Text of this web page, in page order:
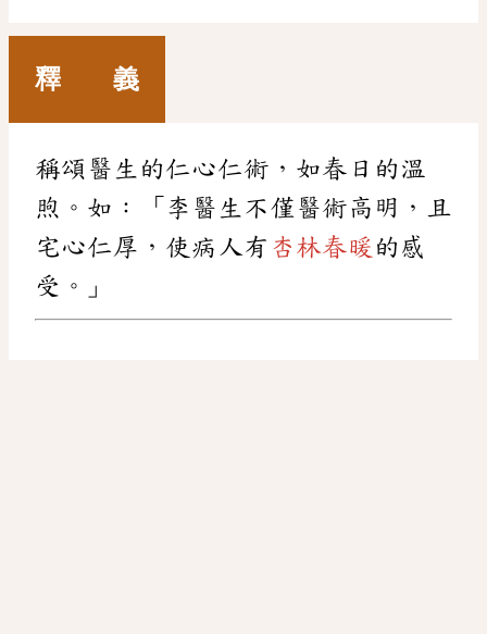
釋 義
稱頌醫生的仁心仁術，如春日的溫
煦。如：「李醫生不僅醫術高明，且
宅心仁厚，使病人有 杏林春暖 的感
受。」